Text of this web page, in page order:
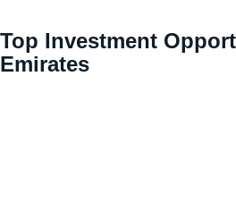
Top Investment
Emirates